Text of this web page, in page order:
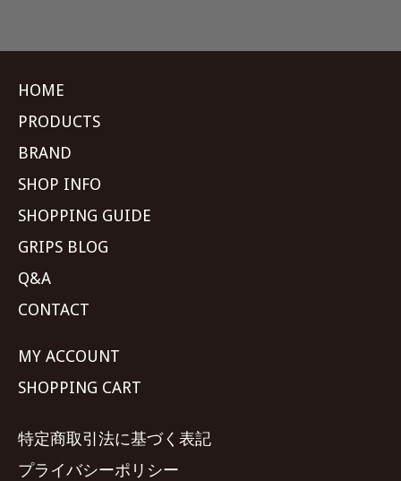
HOME
PRODUCTS
BRAND
SHOP INFO
SHOPPING GUIDE
GRIPS BLOG
Q&A
CONTACT
MY ACCOUNT
SHOPPING CART
特定商取引法に基づく表記
プライバシーポリシー